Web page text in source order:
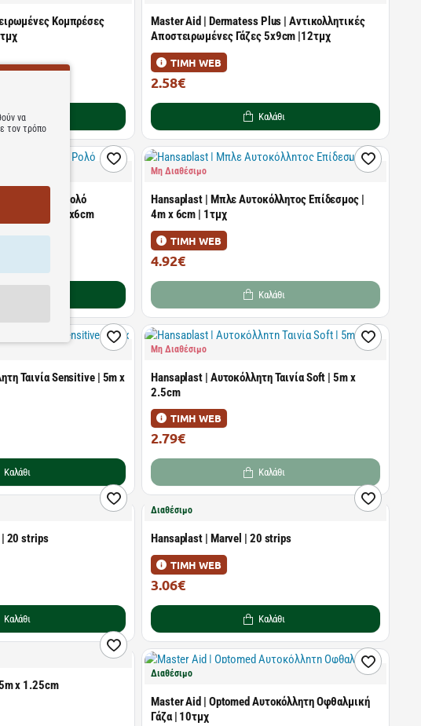
Κομπρέσες
Καλάθι
Master Aid | Dermatess Plus | Αντικολλητικές
Αποστειρωμένες Γάζες 5x9cm |12τμχ
ΤΙΜΗ WEB
2.58€
Καλάθι
Ρολό
Χρώμα | 50x6cm
Μη Διαθέσιμο
Hansaplast | Μπλε Αυτοκόλλητος Επίδεσμος |
4m x 6cm | 1τμχ
ΤΙΜΗ WEB
4.92€
Καλάθι
Ταινία Sensitive | 5m x
Καλάθι
Μη Διαθέσιμο
Hansaplast | Αυτοκόλλητη Ταινία Soft | 5m x
2.5cm
ΤΙΜΗ WEB
2.79€
Καλάθι
| 20 strips
Καλάθι
Διαθέσιμο
Ηansaplast | Marvel | 20 strips
ΤΙΜΗ WEB
3.06€
Καλάθι
x 1.25cm
Διαθέσιμο
Master Aid | Optomed Αυτοκόλλητη Οφθαλμική
Γάζα | 10τμχ
να
τον τρόπο